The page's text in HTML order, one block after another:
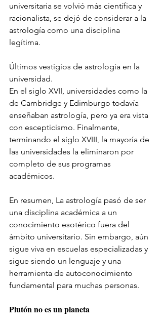
universitaria se volvió más científica y
racionalista, se dejó de considerar a la
astrología como una disciplina
legítima.
Últimos vestigios de astrología en la
universidad.
En el siglo XVII, universidades como la
de Cambridge y Edimburgo todavía
enseñaban astrología, pero ya era vista
con escepticismo. Finalmente,
terminando el siglo XVIII, la mayoría de
las universidades la eliminaron por
completo de sus programas
académicos.
En resumen, La astrología pasó de ser
una disciplina académica a un
conocimiento esotérico fuera del
ámbito universitario. Sin embargo, aún
sigue viva en escuelas especializadas y
sigue siendo un lenguaje y una
herramienta de autoconocimiento
fundamental para muchas personas.
Plutón no es un planeta